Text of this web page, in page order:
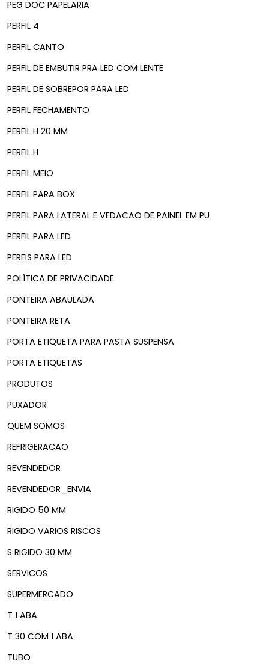
PEG DOC PAPELARIA
PERFIL 4
PERFIL CANTO
PERFIL DE EMBUTIR PRA LED COM LENTE
PERFIL DE SOBREPOR PARA LED
PERFIL FECHAMENTO
PERFIL H 20 MM
PERFIL H
PERFIL MEIO
PERFIL PARA BOX
PERFIL PARA LATERAL E VEDACAO DE PAINEL EM PU
PERFIL PARA LED
PERFIS PARA LED
POLÍTICA DE PRIVACIDADE
PONTEIRA ABAULADA
PONTEIRA RETA
PORTA ETIQUETA PARA PASTA SUSPENSA
PORTA ETIQUETAS
PRODUTOS
PUXADOR
QUEM SOMOS
REFRIGERACAO
REVENDEDOR
REVENDEDOR_ENVIA
RIGIDO 50 MM
RIGIDO VARIOS RISCOS
S RIGIDO 30 MM
SERVICOS
SUPERMERCADO
T 1 ABA
T 30 COM 1 ABA
TUBO